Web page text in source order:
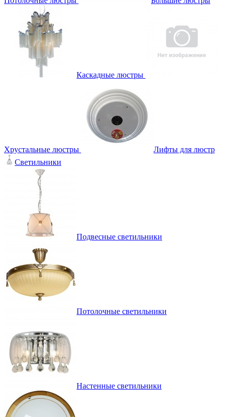
Каскадные люстры
Хрустальные люстры
Лифты для люстр
Светильники
Подвесные светильники
Потолочные светильники
Настенные светильники